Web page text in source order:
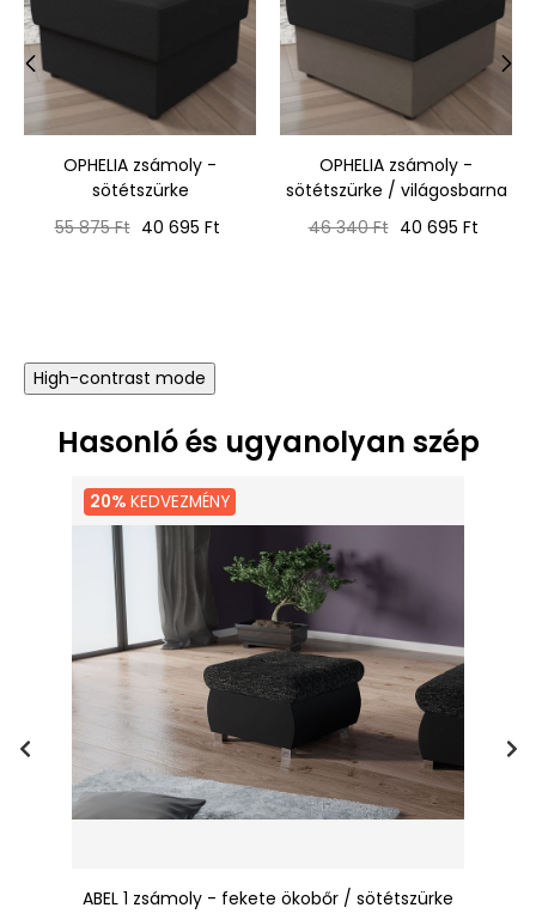
OPHELIA zsámoly -
sötétszürke
Normál
55 875 Ft Ár
40 695 Ft
OPHELIA zsámoly -
sötétszürke / világosbarna
Normál
46 340 Ft Ár
40 695 Ft
High-contrast mode
Hasonló és ugyanolyan szép
20% KEDVEZMÉNY
ABEL 1 zsámoly - fekete ökobőr / sötétszürke